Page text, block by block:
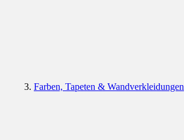
Farben, Tapeten & Wandverkleidungen